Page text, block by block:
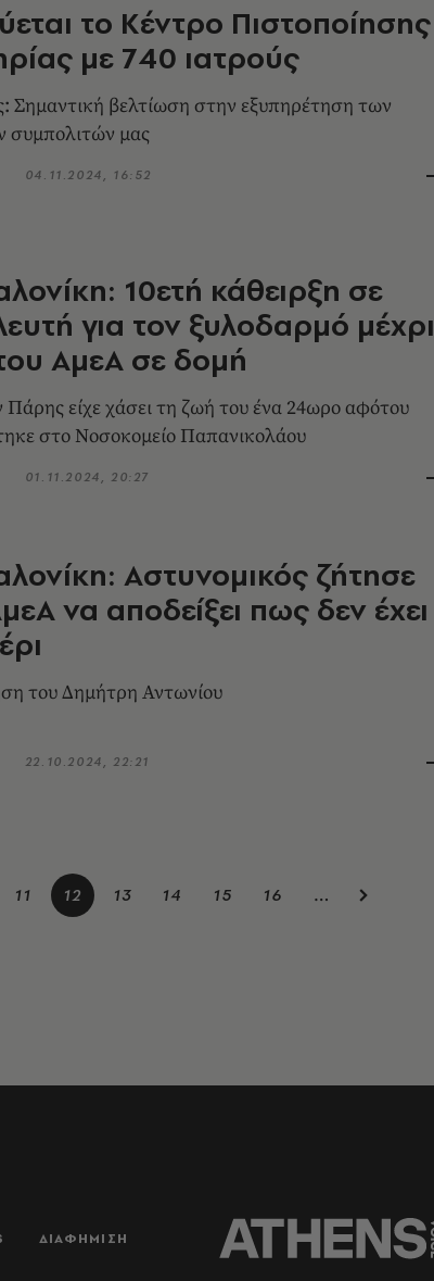
το Κέντρο Πιστοποίησης
με 740 ιατρούς
Σημαντική βελτίωση στην εξυπηρέτηση των
συμπολιτών μας
04.11.2024, 16:52
10ετή κάθειρξη σε
για τον ξυλοδαρμό μέχρι
ΑμεΑ σε δομή
είχε χάσει τη ζωή του ένα 24ωρο αφότου
στο Νοσοκομείο Παπανικολάου
01.11.2024, 20:27
Αστυνομικός ζήτησε
να αποδείξει πως δεν έχει
του Δημήτρη Αντωνίου
22.10.2024, 22:21
11 12 13 14 15 16 …
ΔΙΑΦΗΜΙΣΗ